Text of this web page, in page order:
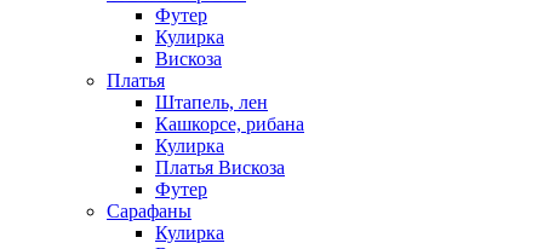
Футер
Кулирка
Вискоза
Платья
Штапель, лен
Кашкорсе, рибана
Кулирка
Платья Вискоза
Футер
Сарафаны
Кулирка